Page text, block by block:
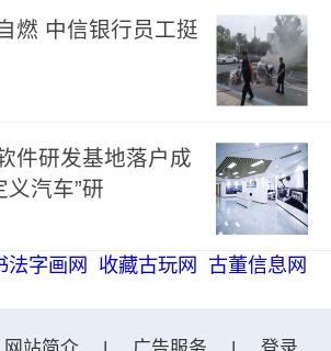
燃 中信银行员工挺
件研发基地落户成
义汽车”研
法字画网 收藏古玩网
古董信息网